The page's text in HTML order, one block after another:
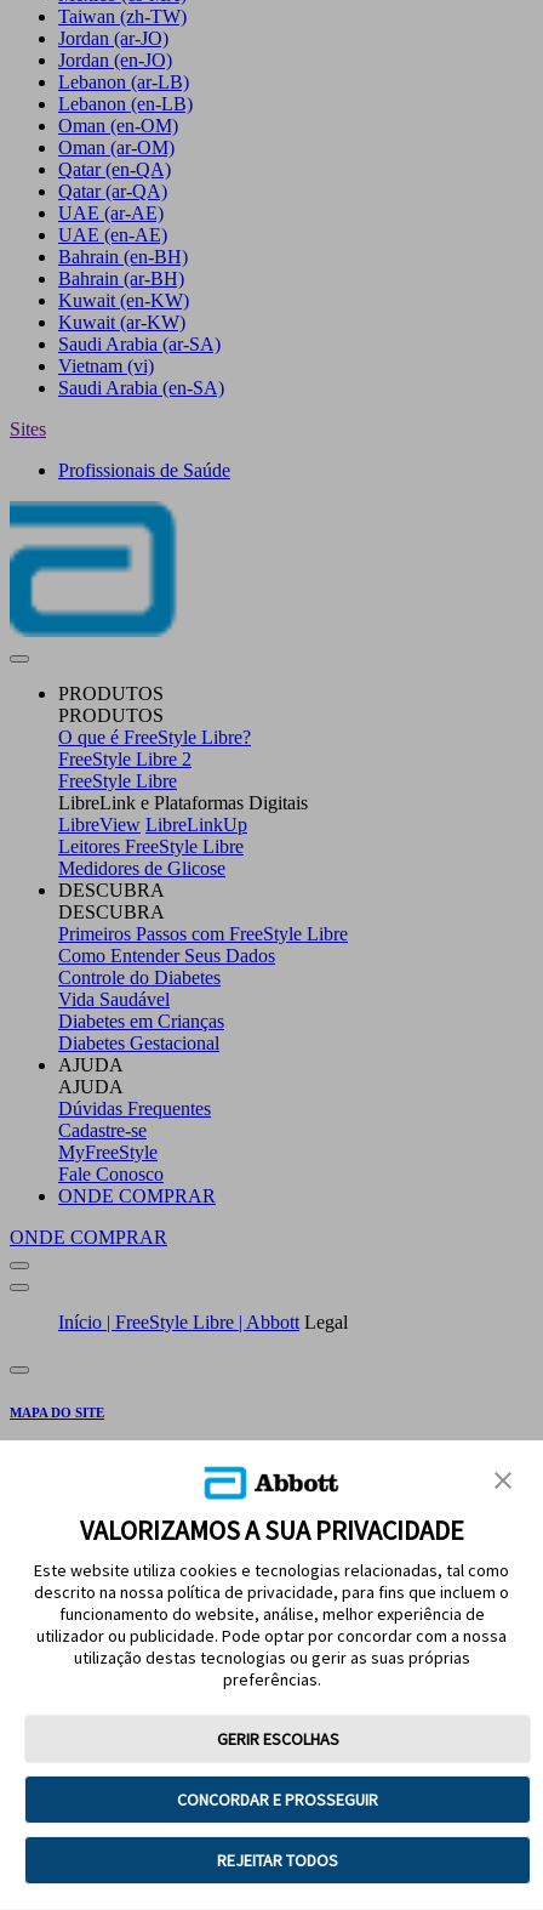
Taiwan (zh-TW)
Jordan (ar-JO)
Jordan (en-JO)
Lebanon (ar-LB)
Lebanon (en-LB)
Oman (en-OM)
Oman (ar-OM)
Qatar (en-QA)
Qatar (ar-QA)
UAE (ar-AE)
UAE (en-AE)
Bahrain (en-BH)
Bahrain (ar-BH)
Kuwait (en-KW)
Kuwait (ar-KW)
Saudi Arabia (ar-SA)
Vietnam (vi)
Saudi Arabia (en-SA)
Sites
Profissionais de Saúde
PRODUTOS
PRODUTOS
O que é FreeStyle Libre?
FreeStyle Libre 2
FreeStyle Libre
LibreLink e Plataformas Digitais
LibreView LibreLinkUp
Leitores FreeStyle Libre
Medidores de Glicose
DESCUBRA
DESCUBRA
Primeiros Passos com FreeStyle Libre
Como Entender Seus Dados
Controle do Diabetes
Vida Saudável
Diabetes em Crianças
Diabetes Gestacional
AJUDA
AJUDA
Dúvidas Frequentes
Cadastre-se
MyFreeStyle
Fale Conosco
ONDE COMPRAR
ONDE COMPRAR
Início | FreeStyle Libre | Abbott Legal
MAPA DO SITE
SIGA A GENTE
Termos de uso
Política de Privacidade
VALORIZAMOS A SUA PRIVACIDADE
Este website utiliza cookies e tecnologias relacionadas, tal como
descrito na nossa política de privacidade, para fins que incluem o
funcionamento do website, análise, melhor experiência de
utilizador ou publicidade. Pode optar por concordar com a nossa
utilização destas tecnologias ou gerir as suas próprias
preferências.
GERIR ESCOLHAS
CONCORDAR E PROSSEGUIR
REJEITAR TODOS